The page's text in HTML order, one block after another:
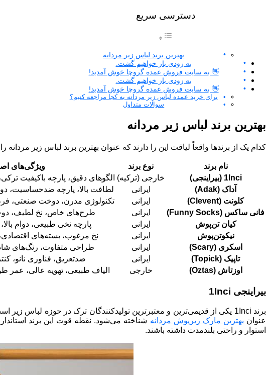
دسترسی سریع
بهترین برند لباس زیر مردانه
به زودی باز خواهیم گشت.
👋 به سایت فروش عمده گروچا خوش آمدید!
به زودی باز خواهیم گشت.
👋 به سایت فروش عمده گروچا خوش آمدید!
برای خرید عمده لباس زیر مردانه به کجا مراجعه کنیم؟
سوالات متداول
بهترین برند لباس زیر مردانه
کدام یک از برندها واقعاً لیاقت این را دارند که عنوان بهترین برند لباس زیر
نام برند نوع برند ویژگی‌های
1Inci (بیراینجی)
خارجی (ترکیه) الگوهای دقیق، پارچه باکیفیت
آداک (Adak)
ایرانی لطافت بالا، پارچه ضدحساسیت،
کلونت (Clevent)
ایرانی تکنولوژی مدرن، دوخت صنعتی،
فانی ساکس (Funny Socks)
ایرانی طرح‌های خاص، نخ لطیف،
کیان تن‌پوش
ایرانی پارچه نخی طبیعی، دوام
نیکوتن‌پوش
ایرانی نخ مرغوب، بسته‌های
اسکری (Scary)
ایرانی طراحی متفاوت، رنگ‌های
تاپیک (Topick)
ایرانی ضدتعریق، فناوری نانو،
اوزتاش (Oztas)
خارجی الیاف طبیعی، تهویه عالی، عمر
بیراینجی 1Inci
عنوان بهترین مارک زیرپوش مردانه شناخته می‌شود. نقطه قوت این برند
استوار و راحتی بلندمدت داشته باشند.